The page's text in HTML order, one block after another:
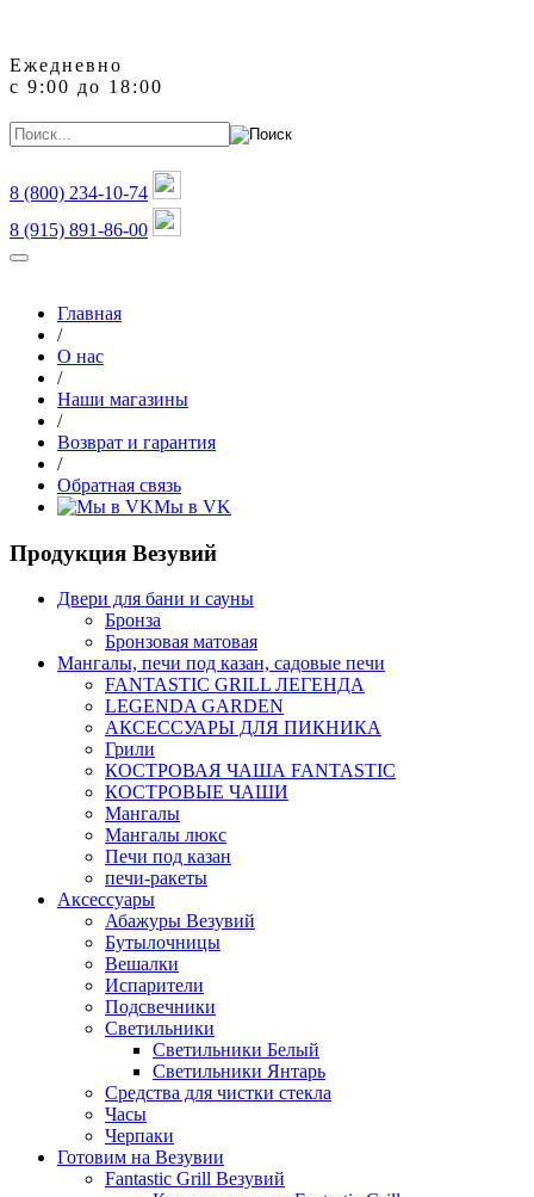
Ежедневно
с 9:00 до 18:00
8 (800) 234-10-74
8 (915) 891-86-00
Главная
/
О нас
/
Наши магазины
/
Возврат и гарантия
/
Обратная связь
Мы в VK
Продукция Везувий
Двери для бани и сауны
Бронза
Бронзовая матовая
Мангалы, печи под казан, садовые печи
FANTASTIC GRILL ЛЕГЕНДА
LEGENDA GARDEN
АКСЕССУАРЫ ДЛЯ ПИКНИКА
Грили
КОСТРОВАЯ ЧАША FANTASTIC
КОСТРОВЫЕ ЧАШИ
Мангалы
Мангалы люкс
Печи под казан
печи-ракеты
Аксессуары
Абажуры Везувий
Бутылочницы
Вешалки
Испарители
Подсвечники
Светильники
Светильники Белый
Светильники Янтарь
Средства для чистки стекла
Часы
Черпаки
Готовим на Везувии
Fantastic Grill Везувий